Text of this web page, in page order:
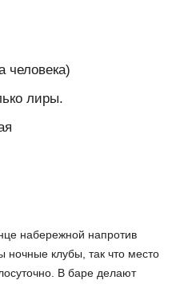
человека)
лиры.
набережной напротив
ночные клубы, так что место
В баре делают